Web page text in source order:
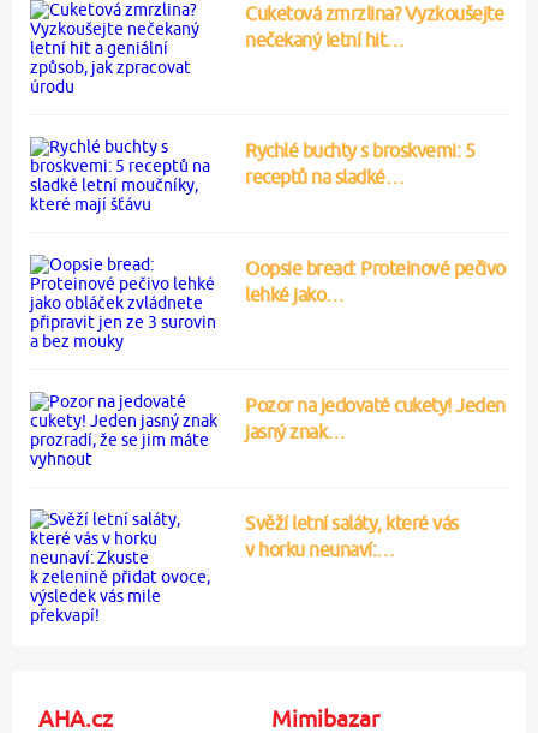
Cuketová zmrzlina? Vyzkoušejte
nečekaný letní hit…
Rychlé buchty s broskvemi: 5
receptů na sladké…
Oopsie bread: Proteinové pečivo
lehké jako…
Pozor na jedovaté cukety! Jeden
jasný znak…
Svěží letní saláty, které vás
v horku neunaví:…
AHA.cz Mimibazar